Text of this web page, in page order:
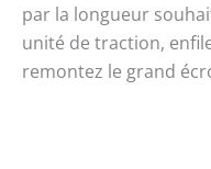
par la longueur
unité de traction,
remontez le grand